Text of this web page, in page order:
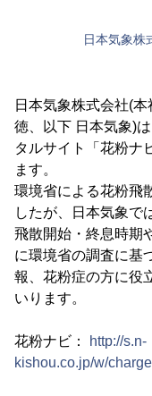
日本気象株
日本気象株式会社(
徳、以下 日本気象)
タルサイト「花粉ナ
ます。
環境省による花粉飛
したが、日本気象で
飛散開始・終息時期
に環境省の調査に基
報、花粉症の方に役
いります。
花粉ナビ：
http://s.n-
kishou.co.jp/w/